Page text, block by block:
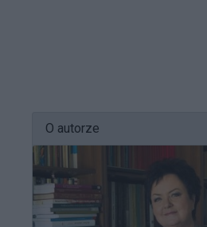
O autorze